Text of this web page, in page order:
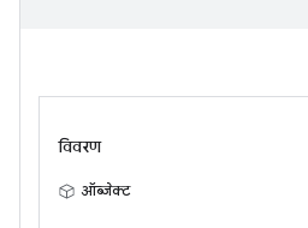
विवरण
ऑब्जेक्ट